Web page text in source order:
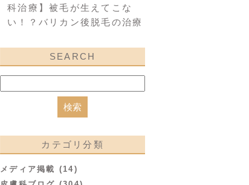
科治療】被毛が生えてこな
い！？バリカン後脱毛の治療
SEARCH
カテゴリ分類
メディア掲載 (14)